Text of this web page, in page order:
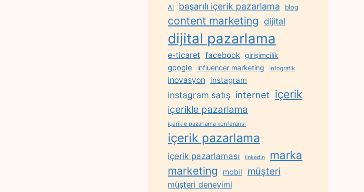
AI başarılı içerik pazarlama blog
content marketing dijital
dijital pazarlama
e-ticaret facebook girişimcilik
google influencer marketing infografik
inovasyon instagram
instagram satış internet içerik
içerikle pazarlama
içerikle pazarlama konferansı
içerik pazarlama
içerik pazarlaması linkedin marka
marketing mobil müşteri
müşteri deneyimi